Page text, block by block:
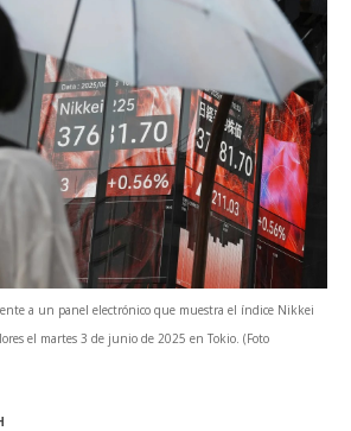
a un panel electrónico que muestra el índice Nikkei
el martes 3 de junio de 2025 en Tokio. (Foto